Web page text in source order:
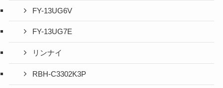
FY-13UG6V
FY-13UG7E
リンナイ
RBH-C3302K3P